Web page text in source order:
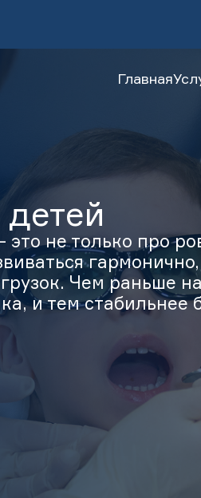
Главная
не только про
гармонично,
Чем раньше
и тем стабильнее